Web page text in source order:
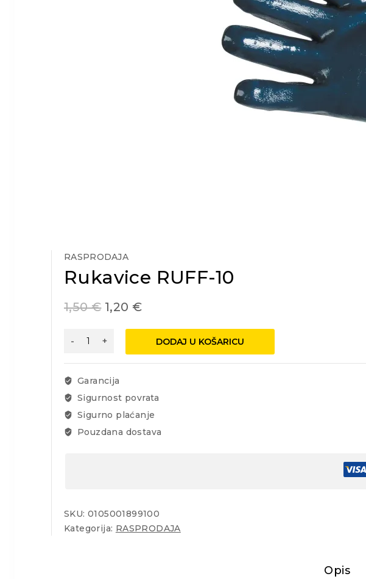
RASPRODAJA
Rukavice RUFF-10
1,50€ 1,20 €
Rukavice
10
količina
DODAJ U KOŠARICU
Garancija
Sigurnost povrata
Sigurno plaćanje
Pouzdana dostava
SKU: 0105001899100
Kategorija: RASPRODAJA
Opis